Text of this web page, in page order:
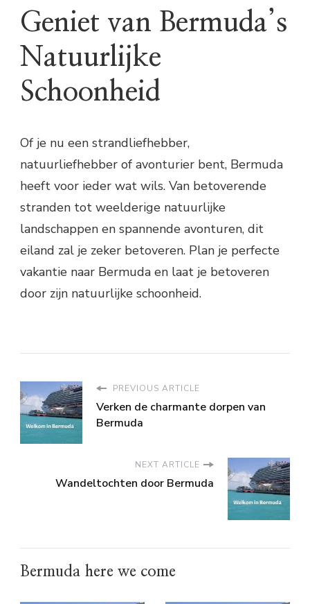
Geniet van Bermuda’s
Natuurlijke
Schoonheid
Of je nu een strandliefhebber,
natuurliefhebber of avonturier bent, Bermuda
heeft voor ieder wat wils. Van betoverende
stranden tot weelderige natuurlijke
landschappen en spannende avonturen, dit
eiland zal je zeker betoveren. Plan je perfecte
vakantie naar Bermuda en laat je betoveren
door zijn natuurlijke schoonheid.
PREVIOUS ARTICLE
Verken de charmante dorpen van
Bermuda
NEXT ARTICLE
Wandeltochten door Bermuda
Bermuda here we come